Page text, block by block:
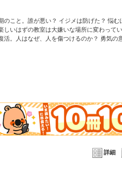
こと。誰が悪い？ イジメは防げた？ 悩
しいはずの教室は大嫌いな場所に変わっ
。人はなぜ、人を傷つけるのか？ 勇気の
詳細